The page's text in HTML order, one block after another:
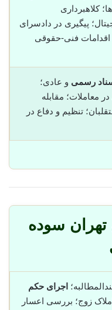
کلاهبرداری
پیگیری در دادسرای
اقدامات فنی-حقوقی
رسمی و عادی؛
معاملات؛ مقابله
تنظیم و دفاع در
تهران سوده
اجرای حکم
زوج؛ بررسی اعسار